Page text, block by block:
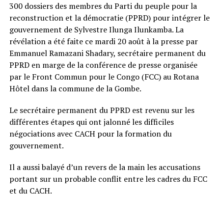
300 dossiers des membres du Parti du peuple pour la
reconstruction et la démocratie (PPRD) pour intégrer le
gouvernement de Sylvestre Ilunga Ilunkamba. La
révélation a été faite ce mardi 20 août à la presse par
Emmanuel Ramazani Shadary, secrétaire permanent du
PPRD en marge de la conférence de presse organisée
par le Front Commun pour le Congo (FCC) au Rotana
Hôtel dans la commune de la Gombe.
Le secrétaire permanent du PPRD est revenu sur les
différentes étapes qui ont jalonné les difficiles
négociations avec CACH pour la formation du
gouvernement.
Il a aussi balayé d’un revers de la main les accusations
portant sur un probable conflit entre les cadres du FCC
et du CACH.